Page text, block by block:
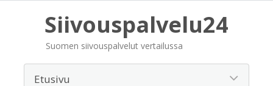
Siivouspalvelu24
Suomen siivouspalvelut vertailussa